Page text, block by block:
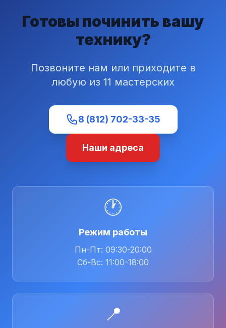
Готовы починить вашу
технику?
Позвоните нам или приходите в
любую из 11 мастерских
8 (812) 702-33-35
Наши адреса
🕐
Режим работы
Пн-Пт: 09:30-20:00
Сб-Вс: 11:00-18:00
📍